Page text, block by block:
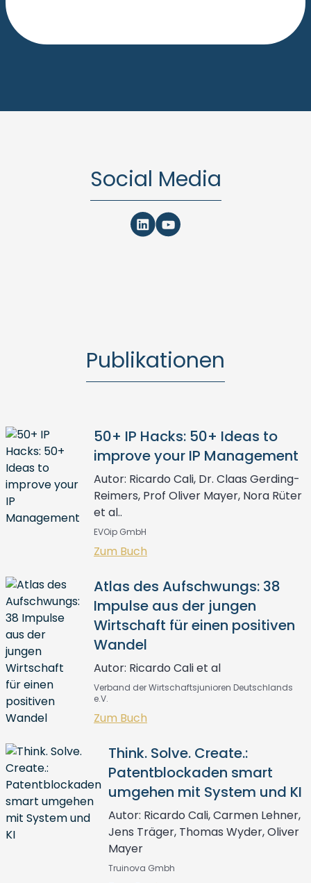
Social Media
Publikationen
50+ IP Hacks: 50+ Ideas to
improve your IP Management
Autor: Ricardo Cali, Dr. Claas Gerding-
Reimers, Prof Oliver Mayer, Nora Rüter
et al..
EVOip GmbH
Zum Buch
Atlas des Aufschwungs: 38
Impulse aus der jungen
Wirtschaft für einen positiven
Wandel
Autor: Ricardo Cali et al
Verband der Wirtschaftsjunioren Deutschlands
e.V.
Zum Buch
Think. Solve. Create.:
Patentblockaden smart
umgehen mit System und KI
Autor: Ricardo Cali, Carmen Lehner,
Jens Träger, Thomas Wyder, Oliver
Mayer
Truinova Gmbh